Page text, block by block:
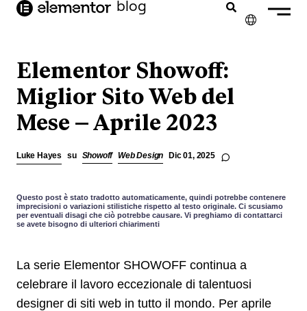
contenuto blog
ENGLISH
FRANÇAIS
NEDERLANDS
ESPAÑOL
Elementor Showoff:
Miglior Sito Web del
Mese – Aprile 2023
Luke Hayes su Showoff Web Design Dic 01, 2025
Questo post è stato tradotto automaticamente, quindi potrebbe contenere
imprecisioni o variazioni stilistiche rispetto al testo originale. Ci scusiamo
per eventuali disagi che ciò potrebbe causare. Vi preghiamo di contattarci
se avete bisogno di ulteriori chiarimenti
La serie Elementor SHOWOFF continua a
celebrare il lavoro eccezionale di talentuosi
designer di siti web in tutto il mondo. Per aprile